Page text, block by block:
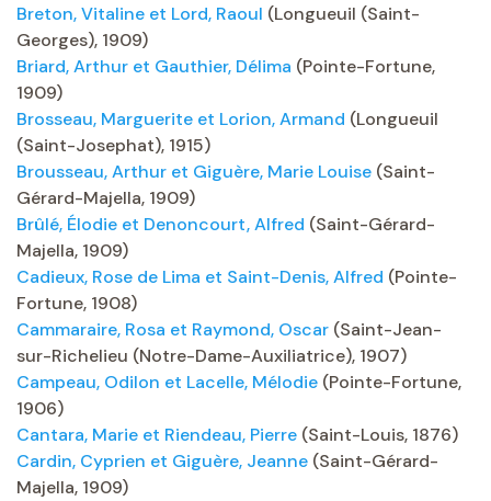
Breton, Vitaline et Lord, Raoul (Longueuil (Saint-
Georges), 1909)
Briard, Arthur et Gauthier, Délima (Pointe-Fortune,
1909)
Brosseau, Marguerite et Lorion, Armand (Longueuil
(Saint-Josephat), 1915)
Brousseau, Arthur et Giguère, Marie Louise (Saint-
Gérard-Majella, 1909)
Brûlé, Élodie et Denoncourt, Alfred (Saint-Gérard-
Majella, 1909)
Cadieux, Rose de Lima et Saint-Denis, Alfred (Pointe-
Fortune, 1908)
Cammaraire, Rosa et Raymond, Oscar (Saint-Jean-
sur-Richelieu (Notre-Dame-Auxiliatrice), 1907)
Campeau, Odilon et Lacelle, Mélodie (Pointe-Fortune,
1906)
Cantara, Marie et Riendeau, Pierre (Saint-Louis, 1876)
Cardin, Cyprien et Giguère, Jeanne (Saint-Gérard-
Majella, 1909)